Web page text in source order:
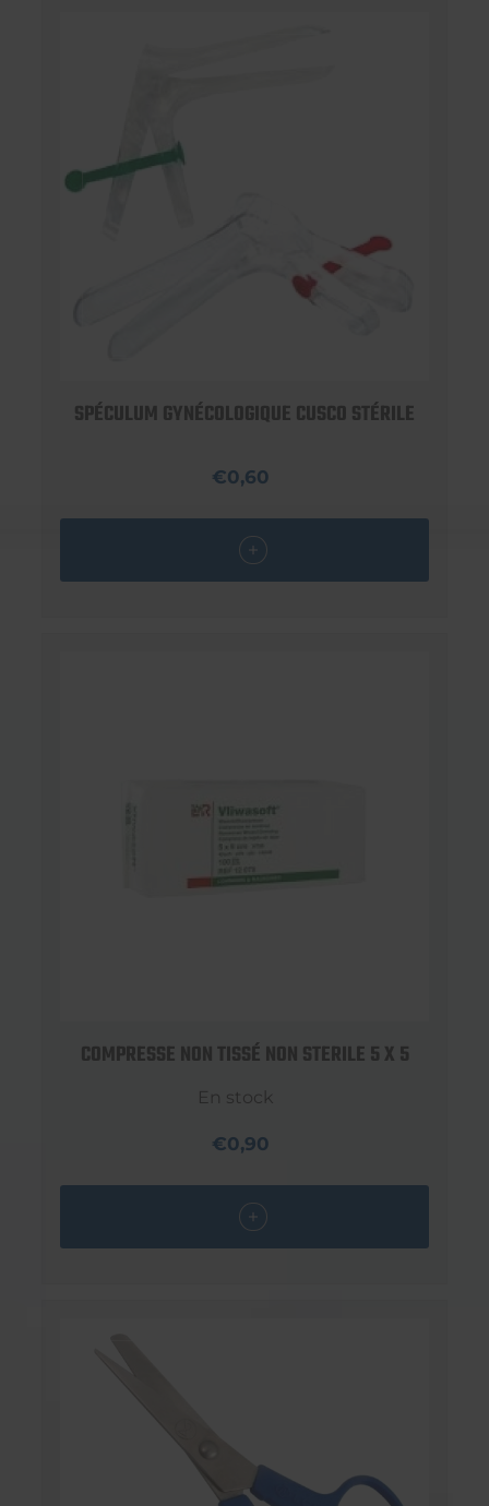
SPÉCULUM GYNÉCOLOGIQUE CUSCO STÉRILE
€0,60
COMPRESSE NON TISSÉ NON STERILE 5 X 5
En stock
€0,90